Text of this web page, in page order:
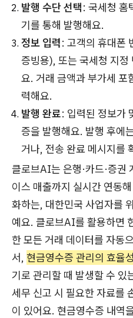
발행 수단 선택: 국세청 홈
기를 통해 발행해요.
정보 입력: 고객의 휴대폰
증빙용), 또는 국세청 지
요. 거래 금액과 부가세 포
력해요.
발행 완료: 입력된 정보가
증을 발행해요. 발행 후에
거나, 전송 완료 메시지를
클로브AI는 은행·카드·증권
이스 매출까지 실시간 연동
화하는, 대한민국 사업자를
예요. 클로브AI를 활용하면
한 모든 거래 데이터를 자동
서, 현금영수증 관리의 효율
기로 관리할 때 발생할 수 있
세무 신고 시 필요한 자료를
이 있어요. 현금영수증 내역